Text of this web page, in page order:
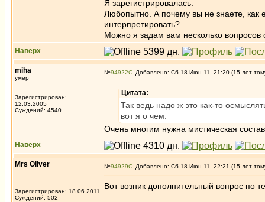
Я зарегистрировалась.
Любопытно. А почему вы не знаете, как
интерпретировать?
Можно я задам вам несколько вопросов
Наверх
miha
умер
Зарегистрирован:
12.03.2005
Суждений: 4540
№94922 Добавлено: Сб 18 Июн 11, 21:20 (15 лет
Цитата:
Так ведь надо ж это как-то
вот я о чем.
Очень многим нужна мистическая
Наверх
Mrs Oliver
Зарегистрирован: 18.06.2011
Суждений: 502
№94929 Добавлено: Сб 18 Июн 11, 22:21 (15 лет
Вот возник дополнительный вопрос по